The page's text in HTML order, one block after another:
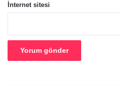
İnternet sitesi